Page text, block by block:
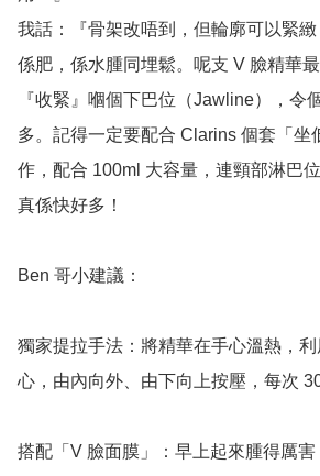
我話：『骨架改唔到，但輪廓可以緊
係肥，係水腫同埋鬆。呢支 V 臉精華
『收緊』嗰個下巴位（Jawline），令
多。記得一定要配合 Clarins 個套「坐
作，配合 100ml 大容量，連頸部淋巴
真係快好多！
Ben 哥小建議：
獨家提拉手法：將精華在手心溫熱，
心，由內向外、由下向上按壓，每次 30
搭配「V 臉面膜」：早上起來腫得厲